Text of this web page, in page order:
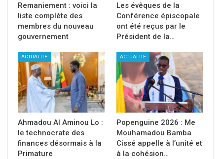
Remaniement : voici la
liste complète des
membres du nouveau
gouvernement
Les évêques de la
Conférence épiscopale
ont été reçus par le
Président de la…
ACTUALITE
Ahmadou Al Aminou Lo :
le technocrate des
finances désormais à la
Primature
ACTUALITE
Popenguine 2026 : Me
Mouhamadou Bamba
Cissé appelle à l’unité et
à la cohésion…